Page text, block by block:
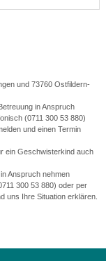
und 73760 Ostfildern-
in Anspruch
(0711 300 53 880)
und einen Termin
ein Geschwisterkind auch
Anspruch nehmen
300 53 880) oder per
uns Ihre Situation erklären.